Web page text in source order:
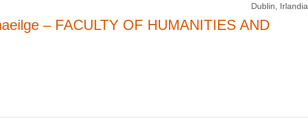
Dublin, Irlandia
– FACULTY OF HUMANITIES AND